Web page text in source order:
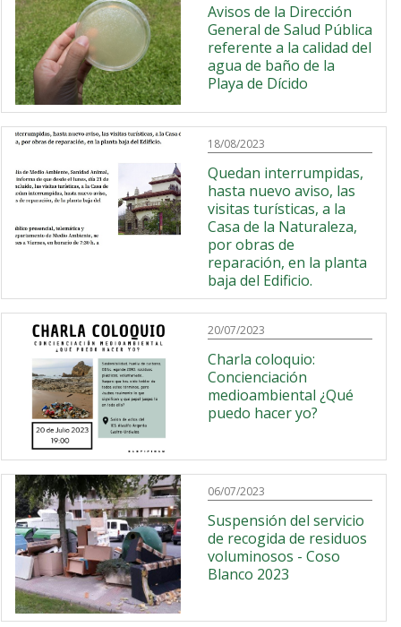
Avisos de la Dirección
General de Salud Pública
referente a la calidad del
agua de baño de la
Playa de Dícido
18/08/2023
Quedan interrumpidas,
hasta nuevo aviso, las
visitas turísticas, a la
Casa de la Naturaleza,
por obras de
reparación, en la planta
baja del Edificio.
20/07/2023
Charla coloquio:
Concienciación
medioambiental ¿Qué
puedo hacer yo?
06/07/2023
Suspensión del servicio
de recogida de residuos
voluminosos - Coso
Blanco 2023